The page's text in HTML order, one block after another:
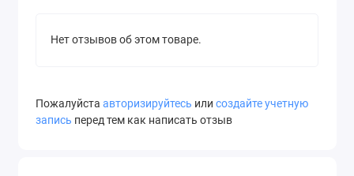
Нет отзывов об этом товаре.
Пожалуйста авторизируйтесь или создайте учетную
запись перед тем как написать отзыв